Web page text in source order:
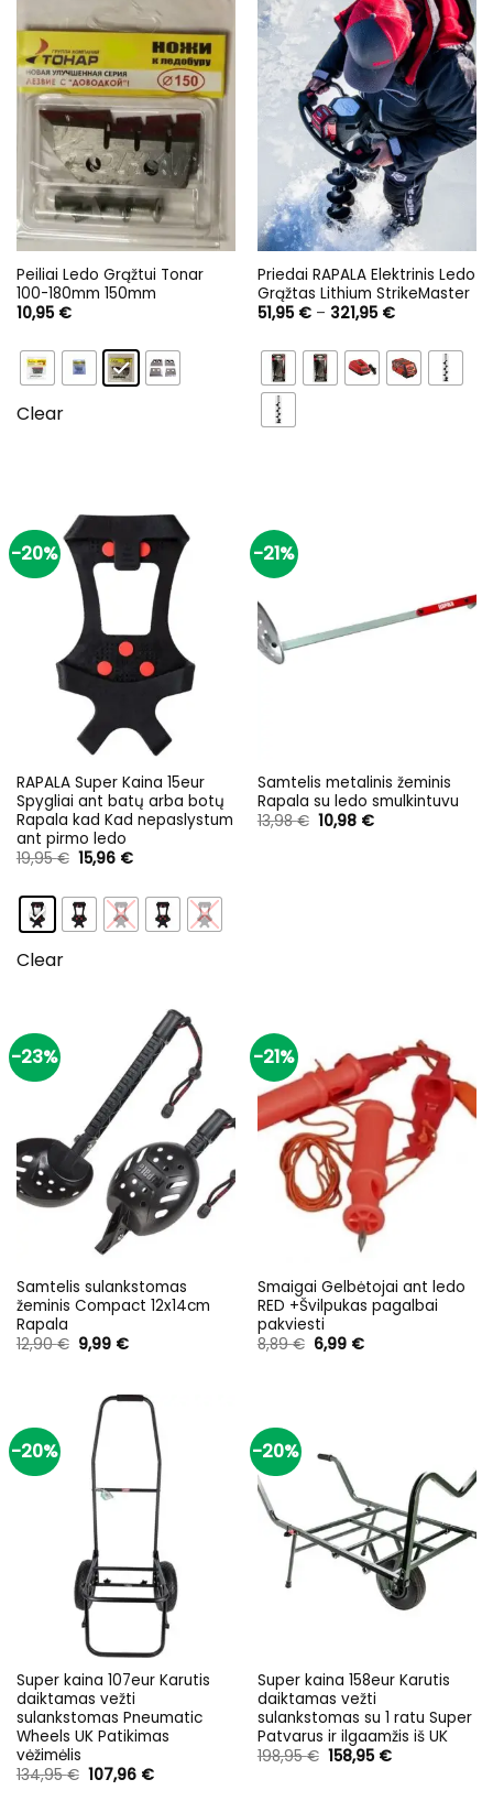
Peiliai Ledo Grąžtui Tonar
100-180mm 150mm
10,95 €
Clear
Priedai RAPALA Elektrinis Ledo
Grąžtas Lithium StrikeMaster
51,95 € – 321,95 €Price
through
321,95 €
-20%
RAPALA Super Kaina 15eur
Spygliai ant batų arba botų
Rapala kad Kad nepaslystum
ant pirmo ledo
19,95€ Original
price
19,95 €.
15,96 €Current
15,96 €.
Clear
-21%
Samtelis metalinis žeminis
Rapala su ledo smulkintuvu
13,98€ Original
price
10,98 €Current
-23%
Samtelis sulankstomas
žeminis Compact 12x14cm
Rapala
12,90€ Original
price
9,99 €Current
-21%
Smaigai Gelbėtojai ant ledo
RED +Švilpukas pagalbai
pakviesti
8,89€ Original
price
6,99 €Current
-20%
Super kaina 107eur Karutis
daiktamas vežti
sulankstomas Pneumatic
Wheels UK Patikimas
vėžimėlis
134,95€ Original
price
107,96 €Current
-20%
Super kaina 158eur Karutis
daiktamas vežti
sulankstomas su 1 ratu Super
Patvarus ir ilgaamžis iš UK
198,95€ Original
price
158,95 €Current